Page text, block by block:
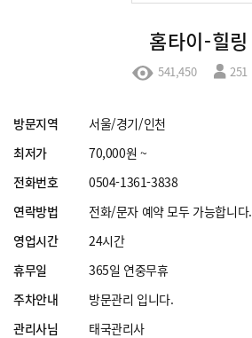
홈타이-힐링
541,450 251
방문지역
서울/경기/인천
최저가
70,000원 ~
전화번호
0504-1361-3838
연락방법
전화/문자 예약 모두 가능합니다.
영업시간
24시간
휴무일
365일 연중무휴
주차안내
방문관리 입니다.
관리사님
태국관리사